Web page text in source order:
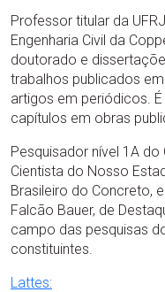
Professor titular da
Engenharia Civil da
doutorado e
trabalhos publicados
artigos em periódicos.
capítulos em obras
Pesquisador nível 1A
Cientista do Nosso
Brasileiro do Concreto,
Falcão Bauer, de
campo das pesquisas
constituintes.
Lattes: